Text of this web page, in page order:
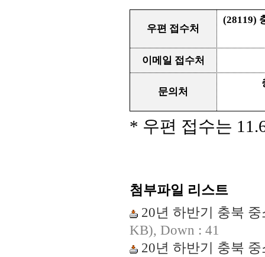
우편 접수처
(28119)
이메일 접수처
문의처
* 우편 접수는
첨부파일 리스트
20년 하반기 충북
KB), Down : 41
20년 하반기 충북